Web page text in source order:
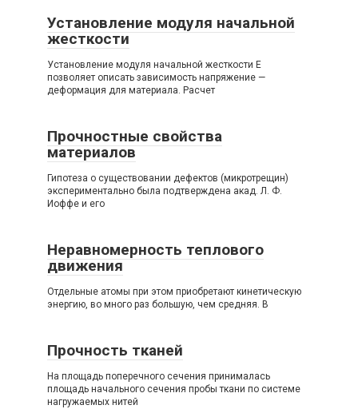
Установление модуля начальной
жесткости
Установление модуля начальной жесткости Е
позволяет описать зависимость напряжение —
деформация для материала. Расчет
Прочностные свойства
материалов
Гипотеза о существовании дефектов (микротрещин)
экспериментально была подтверждена акад. Л. Ф.
Иоффе и его
Неравномерность теплового
движения
Отдельные атомы при этом приобретают кинетическую
энергию, во много раз большую, чем средняя. В
Прочность тканей
На площадь поперечного сечения принималась
площадь начального сечения пробы ткани по системе
нагружаемых нитей